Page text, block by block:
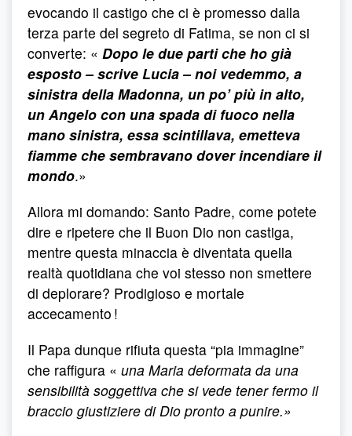
evocando il castigo che ci è promesso dalla
terza parte del segreto di Fatima, se non ci si
converte: « Dopo le due parti che ho già
esposto – scrive Lucia – noi vedemmo, a
sinistra della Madonna, un po’ più in alto,
un Angelo con una spada di fuoco nella
mano sinistra, essa scintillava, emetteva
fiamme che sembravano dover incendiare il
mondo.»
Allora mi domando: Santo Padre, come potete
dire e ripetere che il Buon Dio non castiga,
mentre questa minaccia è diventata quella
realtà quotidiana che voi stesso non smettere
di deplorare? Prodigioso e mortale
accecamento !
Il Papa dunque rifiuta questa “pia immagine”
che raffigura « una Maria deformata da una
sensibilità soggettiva che si vede tener fermo il
braccio giustiziere di Dio pronto a punire.»